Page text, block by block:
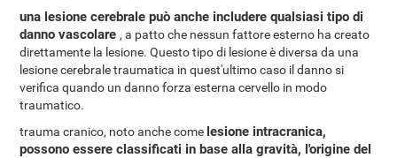
una lesione cerebrale può anche includere qualsiasi tipo di
danno vascolare, a patto che nessun fattore esterno ha creato
direttamente la lesione. Questo tipo di lesione è diversa da una
lesione cerebrale traumatica in quest'ultimo caso il danno si
verifica quando un danno forza esterna cervello in modo
traumatico.
trauma cranico, noto anche come lesione intracranica,
possono essere classificati in base alla gravità, l'origine del